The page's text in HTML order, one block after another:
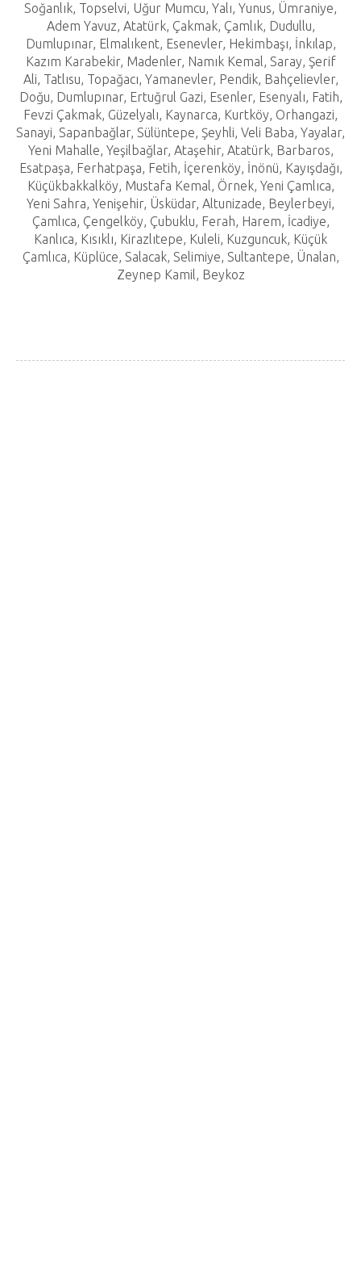
Soğanlık, Topselvi, Uğur Mumcu, Yalı, Yunus, Ümraniye,
Adem Yavuz, Atatürk, Çakmak, Çamlık, Dudullu,
Dumlupınar, Elmalıkent, Esenevler, Hekimbaşı, İnkılap,
Kazım Karabekir, Madenler, Namık Kemal, Saray, Şerif
Ali, Tatlısu, Topağacı, Yamanevler, Pendik, Bahçelievler,
Doğu, Dumlupınar, Ertuğrul Gazi, Esenler, Esenyalı, Fatih,
Fevzi Çakmak, Güzelyalı, Kaynarca, Kurtköy, Orhangazi,
Sanayi, Sapanbağlar, Sülüntepe, Şeyhli, Veli Baba, Yayalar,
Yeni Mahalle, Yeşilbağlar, Ataşehir, Atatürk, Barbaros,
Esatpaşa, Ferhatpaşa, Fetih, İçerenköy, İnönü, Kayışdağı,
Küçükbakkalköy, Mustafa Kemal, Örnek, Yeni Çamlıca,
Yeni Sahra, Yenişehir, Üsküdar, Altunizade, Beylerbeyi,
Çamlıca, Çengelköy, Çubuklu, Ferah, Harem, İcadiye,
Kanlıca, Kısıklı, Kirazlıtepe, Kuleli, Kuzguncuk, Küçük
Çamlıca, Küplüce, Salacak, Selimiye, Sultantepe, Ünalan,
Zeynep Kamil, Beykoz